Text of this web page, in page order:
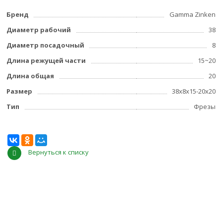
Бренд
Gamma Zinken
Диаметр рабочий
38
Диаметр посадочный
8
Длина режущей части
15~20
Длина общая
20
Размер
38x8x15-20x20
Тип
Фрезы
Вернуться к списку